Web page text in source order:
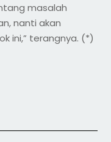
masalah
nanti akan
ini,” terangnya. (*)